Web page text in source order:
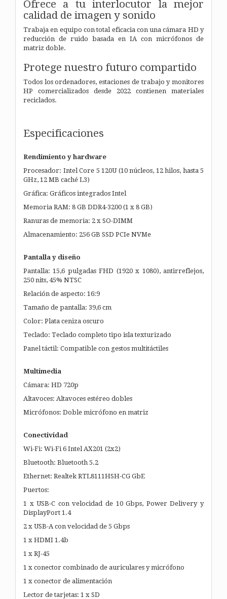
Ofrece a tu interlocutor la mejor
calidad de imagen y sonido
Trabaja en equipo con total eficacia con una cámara HD y
reducción de ruido basada en IA con micrófonos de
matriz doble.
Protege nuestro futuro compartido
Todos los ordenadores, estaciones de trabajo y monitores
HP comercializados desde 2022 contienen materiales
reciclados.
Especificaciones
Rendimiento y hardware
Procesador: Intel Core 5 120U (10 núcleos, 12 hilos, hasta 5
GHz, 12 MB caché L3)
Gráfica: Gráficos integrados Intel
Memoria RAM: 8 GB DDR4-3200 (1 x 8 GB)
Ranuras de memoria: 2 x SO-DIMM
Almacenamiento: 256 GB SSD PCIe NVMe
Pantalla y diseño
Pantalla: 15,6 pulgadas FHD (1920 x 1080), antirreflejos,
250 nits, 45% NTSC
Relación de aspecto: 16:9
Tamaño de pantalla: 39,6 cm
Color: Plata ceniza oscuro
Teclado: Teclado completo tipo isla texturizado
Panel táctil: Compatible con gestos multitáctiles
Multimedia
Cámara: HD 720p
Altavoces: Altavoces estéreo dobles
Micrófonos: Doble micrófono en matriz
Conectividad
Wi-Fi: Wi-Fi 6 Intel AX201 (2x2)
Bluetooth: Bluetooth 5.2
Ethernet: Realtek RTL8111HSH-CG GbE
Puertos:
1 x USB-C con velocidad de 10 Gbps, Power Delivery y
DisplayPort 1.4
2 x USB-A con velocidad de 5 Gbps
1 x HDMI 1.4b
1 x RJ-45
1 x conector combinado de auriculares y micrófono
1 x conector de alimentación
Lector de tarjetas: 1 x SD